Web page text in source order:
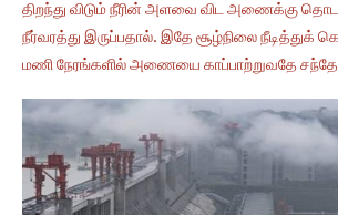
திறந்து விடும் நீரின் அளவை விட அணைக்கு
நீர்வரத்து இருப்பதால். இதே சூழ்நிலை நீடித்துக்
மணி நேரங்களில் அணையை காப்பாற்றுவதே